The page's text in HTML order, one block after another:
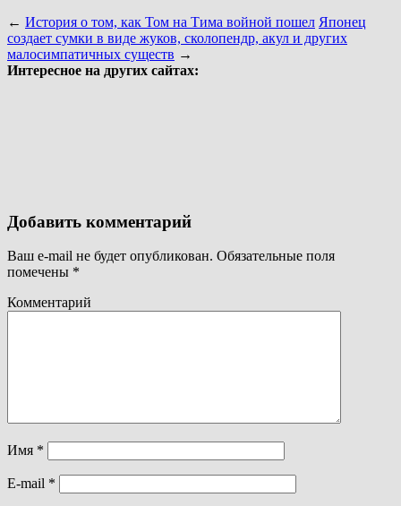
← История о том, как Том на Тима войной пошел Японец
создает сумки в виде жуков, сколопендр, акул и других
малосимпатичных существ →
Интересное на других сайтах:
Добавить комментарий
Ваш e-mail не будет опубликован. Обязательные поля
помечены *
Комментарий
Имя *
E-mail *